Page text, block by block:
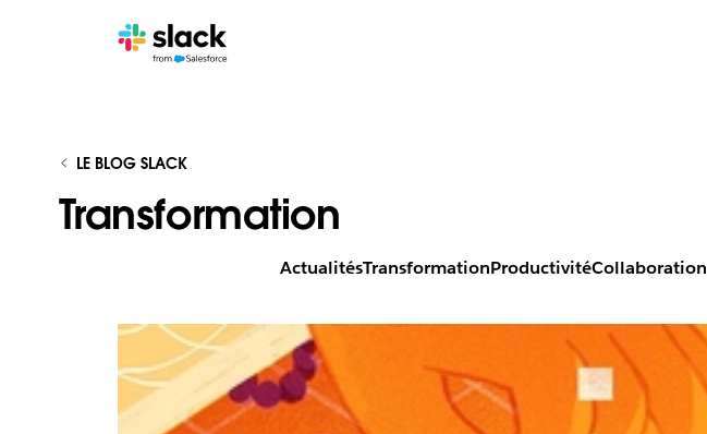
LE BLOG SLACK
Transformation
ActualitésTransformationProductivitéCollaboration